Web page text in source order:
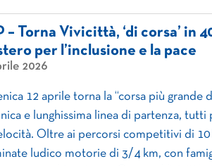
– Torna Vivicittà, ‘di corsa’ in
per l’inclusione e la pace
2026
12 aprile torna la “corsa più grande
e lunghissima linea di partenza,
Oltre ai percorsi competitivi di
ludico motorie di 3/4 km, con